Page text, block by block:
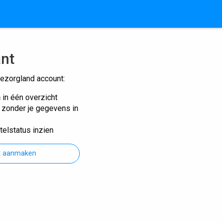
account:
één overzicht
je gegevens in
inzien